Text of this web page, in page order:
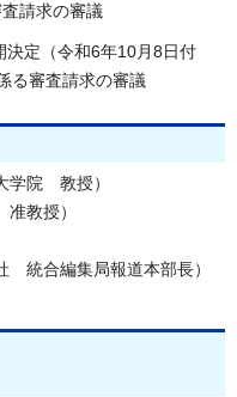
請求の審議
決定（令和6年10月8日付
る審査請求の審議
院 教授）
教授）
合編集局報道本部長）